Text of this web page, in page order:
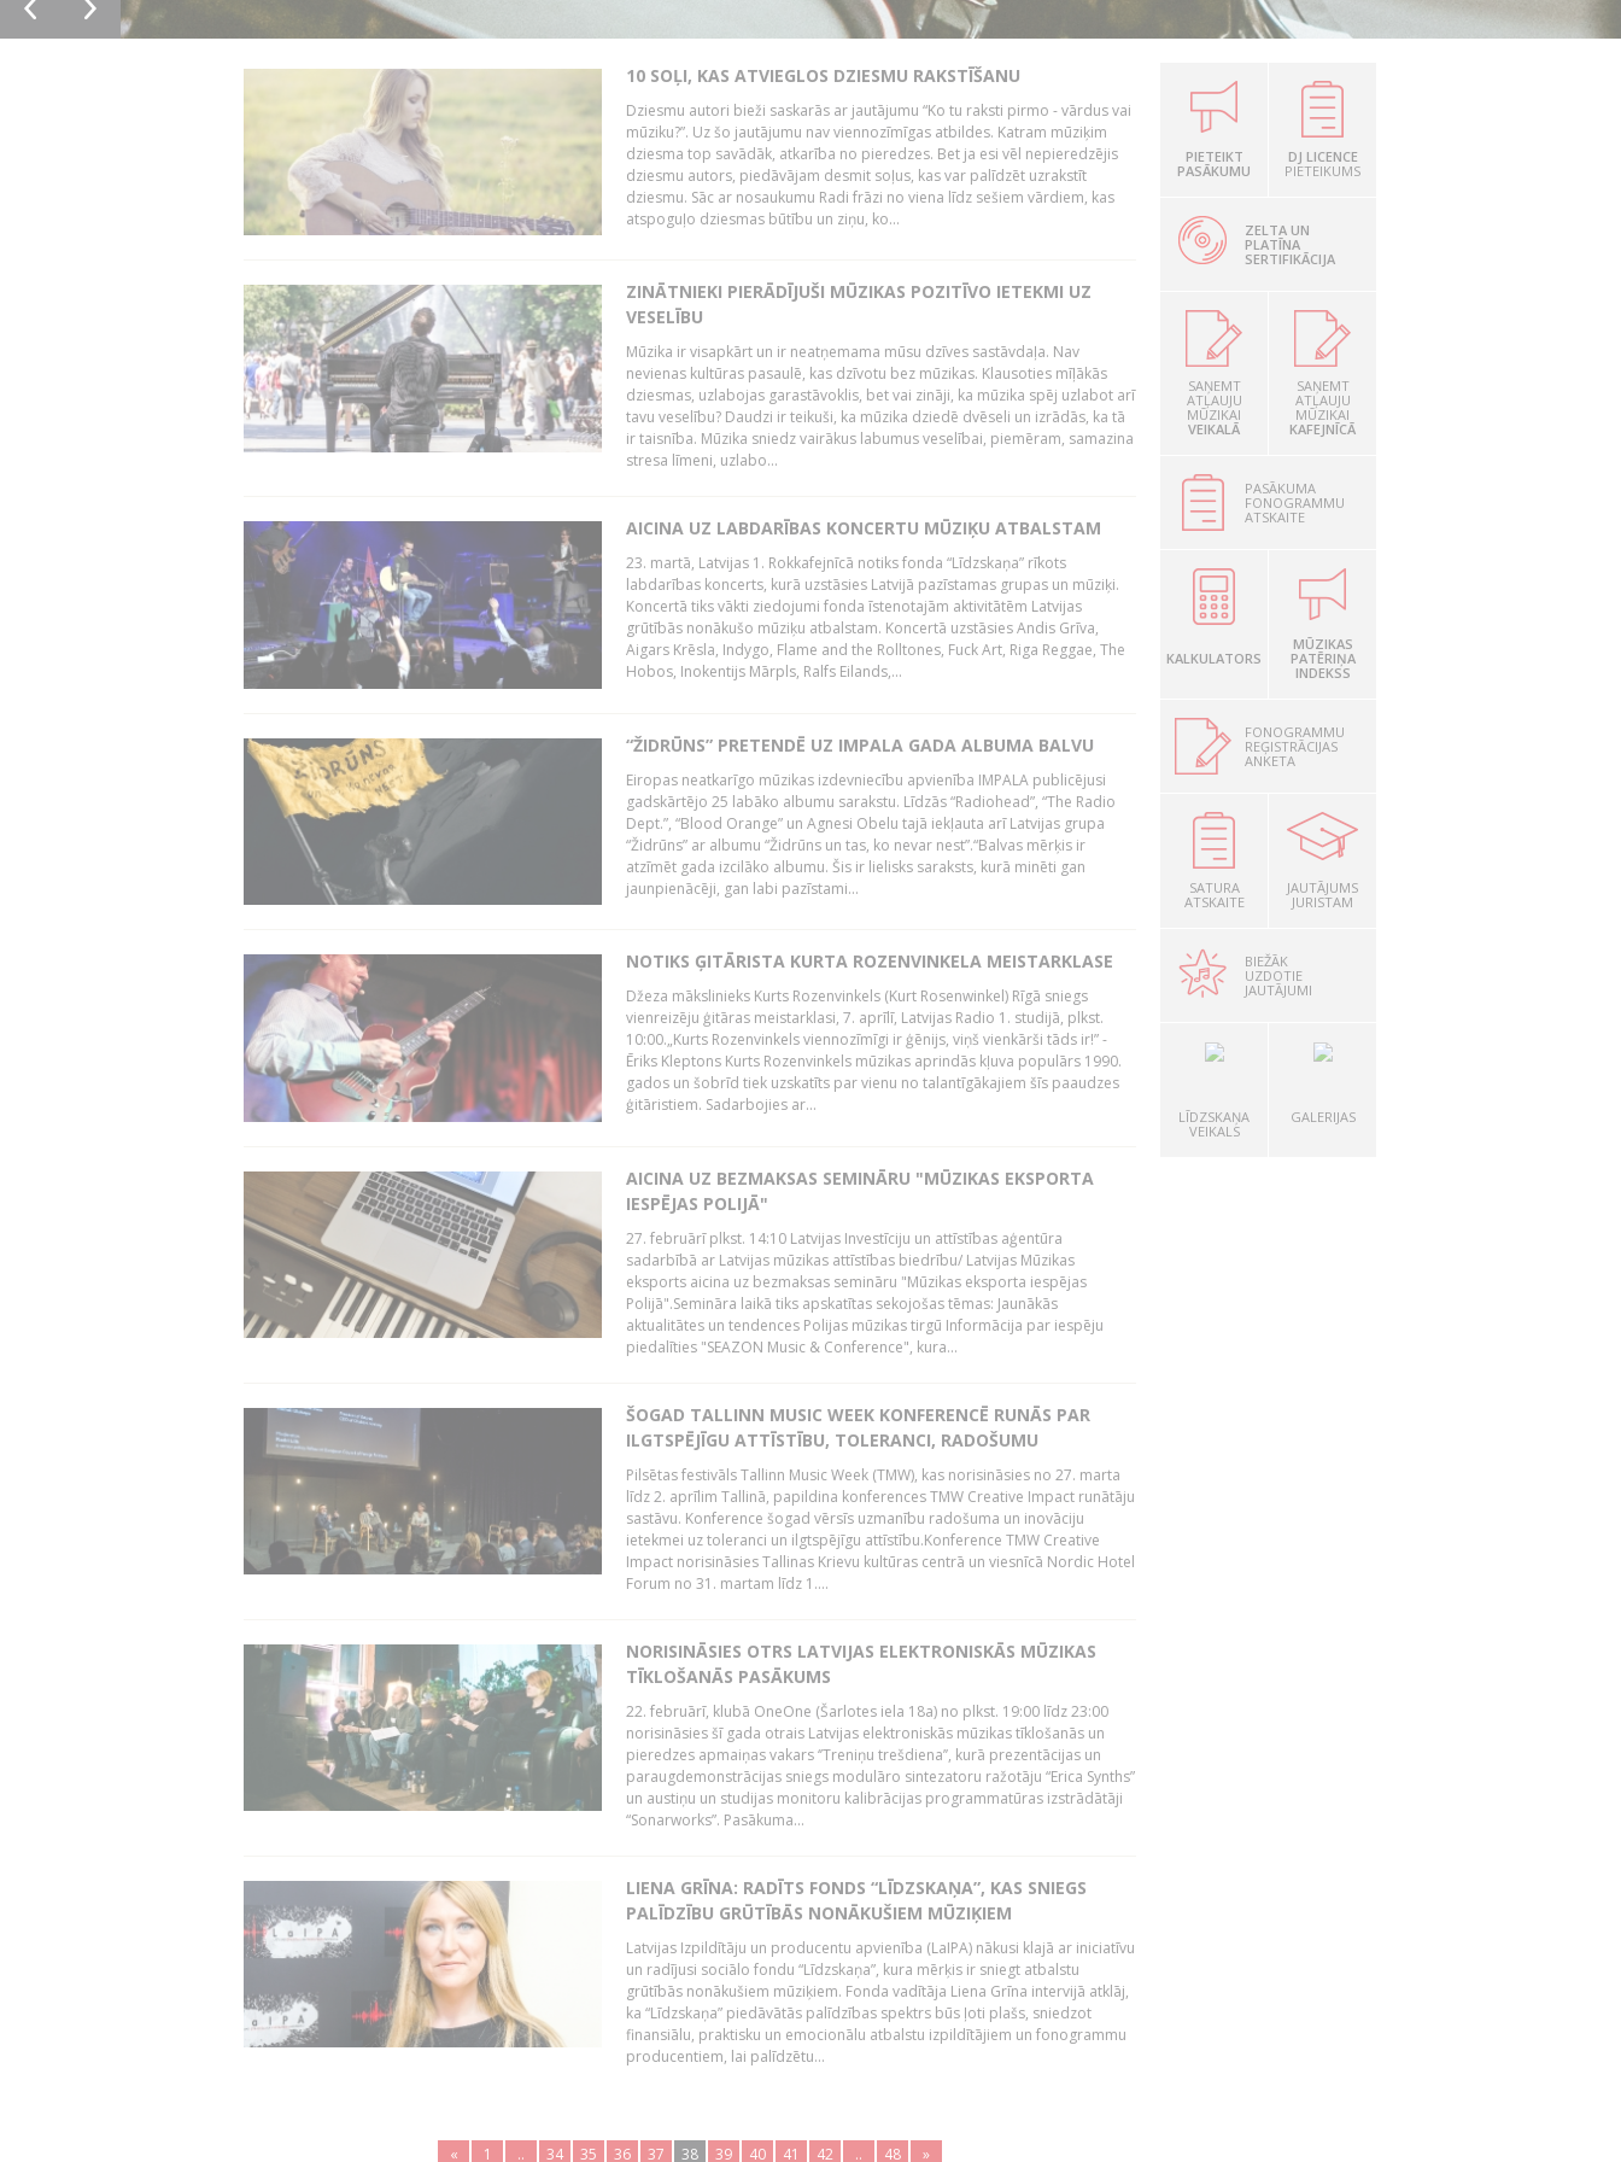
10 SOĻI, KAS ATVIEGLOS DZIESMU RAKSTĪŠANU
Dziesmu autori bieži saskarās ar jautājumu “Ko tu raksti pirmo - vārdus vai
mūziku?”. Uz šo jautājumu nav viennozīmīgas atbildes. Katram mūziķim
dziesma top savādāk, atkarība no pieredzes. Bet ja esi vēl nepieredzējis
dziesmu autors, piedāvājam desmit soļus, kas var palīdzēt uzrakstīt
dziesmu. Sāc ar nosaukumu Radi frāzi no viena līdz sešiem vārdiem, kas
atspoguļo dziesmas būtību un ziņu, ko...
ZINĀTNIEKI PIERĀDĪJUŠI MŪZIKAS POZITĪVO IETEKMI UZ
VESELĪBU
Mūzika ir visapkārt un ir neatņemama mūsu dzīves sastāvdaļa. Nav
nevienas kultūras pasaulē, kas dzīvotu bez mūzikas. Klausoties mīļākās
dziesmas, uzlabojas garastāvoklis, bet vai zināji, ka mūzika spēj uzlabot arī
tavu veselību? Daudzi ir teikuši, ka mūzika dziedē dvēseli un izrādās, ka tā
ir taisnība. Mūzika sniedz vairākus labumus veselībai, piemēram, samazina
stresa līmeni, uzlabo...
AICINA UZ LABDARĪBAS KONCERTU MŪZIĶU ATBALSTAM
23. martā, Latvijas 1. Rokkafejnīcā notiks fonda “Līdzskaņa” rīkots
labdarības koncerts, kurā uzstāsies Latvijā pazīstamas grupas un mūziķi.
Koncertā tiks vākti ziedojumi fonda īstenotajām aktivitātēm Latvijas
grūtībās nonākušo mūziķu atbalstam. Koncertā uzstāsies Andis Grīva,
Aigars Krēsla, Indygo, Flame and the Rolltones, Fuck Art, Riga Reggae, The
Hobos, Inokentijs Mārpls, Ralfs Eilands,...
“ŽIDRŪNS” PRETENDĒ UZ IMPALA GADA ALBUMA BALVU
Eiropas neatkarīgo mūzikas izdevniecību apvienība IMPALA publicējusi
gadskārtējo 25 labāko albumu sarakstu. Līdzās “Radiohead”, “The Radio
Dept.”, “Blood Orange” un Agnesi Obelu tajā iekļauta arī Latvijas grupa
“Židrūns” ar albumu “Židrūns un tas, ko nevar nest”.“Balvas mērķis ir
atzīmēt gada izcilāko albumu. Šis ir lielisks saraksts, kurā minēti gan
jaunpienācēji, gan labi pazīstami...
NOTIKS ĢITĀRISTA KURTA ROZENVINKELA MEISTARKLASE
Džeza mākslinieks Kurts Rozenvinkels (Kurt Rosenwinkel) Rīgā sniegs
vienreizēju ģitāras meistarklasi, 7. aprīlī, Latvijas Radio 1. studijā, plkst.
10:00.„Kurts Rozenvinkels viennozīmīgi ir ģēnijs, viņš vienkārši tāds ir!” -
Ēriks Kleptons Kurts Rozenvinkels mūzikas aprindās kļuva populārs 1990.
gados un šobrīd tiek uzskatīts par vienu no talantīgākajiem šīs paaudzes
ģitāristiem. Sadarbojies ar...
AICINA UZ BEZMAKSAS SEMINĀRU "MŪZIKAS EKSPORTA
IESPĒJAS POLIJĀ"
27. februārī plkst. 14:10 Latvijas Investīciju un attīstības aģentūra
sadarbībā ar Latvijas mūzikas attīstības biedrību/ Latvijas Mūzikas
eksports aicina uz bezmaksas semināru "Mūzikas eksporta iespējas
Polijā".Semināra laikā tiks apskatītas sekojošas tēmas: Jaunākās
aktualitātes un tendences Polijas mūzikas tirgū Informācija par iespēju
piedalīties "SEAZON Music & Conference", kura...
ŠOGAD TALLINN MUSIC WEEK KONFERENCĒ RUNĀS PAR
ILGTSPĒJĪGU ATTĪSTĪBU, TOLERANCI, RADOŠUMU
Pilsētas festivāls Tallinn Music Week (TMW), kas norisināsies no 27. marta
līdz 2. aprīlim Tallinā, papildina konferences TMW Creative Impact runātāju
sastāvu. Konference šogad vērsīs uzmanību radošuma un inovāciju
ietekmei uz toleranci un ilgtspējīgu attīstību.Konference TMW Creative
Impact norisināsies Tallinas Krievu kultūras centrā un viesnīcā Nordic Hotel
Forum no 31. martam līdz 1....
NORISINĀSIES OTRS LATVIJAS ELEKTRONISKĀS MŪZIKAS
TĪKLOŠANĀS PASĀKUMS
22. februārī, klubā OneOne (Šarlotes iela 18a) no plkst. 19:00 līdz 23:00
norisināsies šī gada otrais Latvijas elektroniskās mūzikas tīklošanās un
pieredzes apmaiņas vakars ‘’Treniņu trešdiena’’, kurā prezentācijas un
paraugdemonstrācijas sniegs modulāro sintezatoru ražotāju “Erica Synths”
un austiņu un studijas monitoru kalibrācijas programmatūras izstrādātāji
“Sonarworks”. Pasākuma...
LIENA GRĪNA: RADĪTS FONDS “LĪDZSKAŅA”, KAS SNIEGS
PALĪDZĪBU GRŪTĪBĀS NONĀKUŠIEM MŪZIĶIEM
Latvijas Izpildītāju un producentu apvienība (LaIPA) nākusi klajā ar iniciatīvu
un radījusi sociālo fondu “Līdzskaņa”, kura mērķis ir sniegt atbalstu
grūtībās nonākušiem mūziķiem. Fonda vadītāja Liena Grīna intervijā atklāj,
ka “Līdzskaņa” piedāvātās palīdzības spektrs būs ļoti plašs, sniedzot
finansiālu, praktisku un emocionālu atbalstu izpildītājiem un fonogrammu
producentiem, lai palīdzētu...
« 1 .. 34 35 36 37 38 39 40 41 42 .. 48 »
PIETEIKT
PASĀKUMU
DJ LICENCE
PIETEIKUMS
ZELTA UN
PLATĪNA
SERTIFIKĀCIJA
SAŅEMT
ATĻAUJU
MŪZIKAI
VEIKALĀ
SAŅEMT
ATĻAUJU
MŪZIKAI
KAFEJNĪCĀ
PASĀKUMA
FONOGRAMMU
ATSKAITE
KALKULATORS
MŪZIKAS
PATĒRIŅA
INDEKSS
FONOGRAMMU
REĢISTRĀCIJAS
ANKETA
SATURA
ATSKAITE
JAUTĀJUMS
JURISTAM
BIEŽĀK
UZDOTIE
JAUTĀJUMI
LĪDZSKAŅA
VEIKALS
GALERIJAS